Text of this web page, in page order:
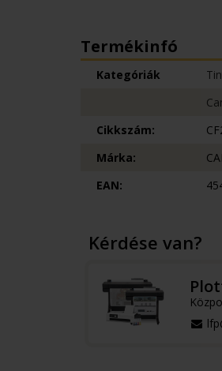
Termékinfó
Kategóriák
Cikkszám:
Márka:
EAN:
Kérdése van?